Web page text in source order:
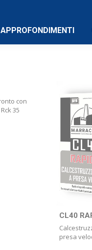
APPROFONDIMENTI
CL40
presa